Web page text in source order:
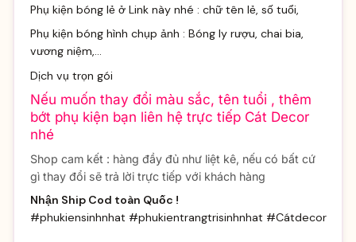
Phụ kiện bóng lẻ ở Link này nhé : chữ tên lẻ, số tuổi,
Phụ kiện bóng hình chụp ảnh : Bóng ly rượu, chai bia,
vương niệm,...
Dịch vụ trọn gói
Nếu muốn thay đổi màu sắc, tên tuổi , thêm
bớt phụ kiện bạn liên hệ trực tiếp Cát Decor
nhé
Shop cam kết : hàng đầy đủ như liệt kê, nếu có bất cứ
gì thay đổi sẽ trả lời trực tiếp với khách hàng
Nhận Ship Cod toàn Quốc !
#phukiensinhnhat #phukientrangtrisinhnhat #Cátdecor